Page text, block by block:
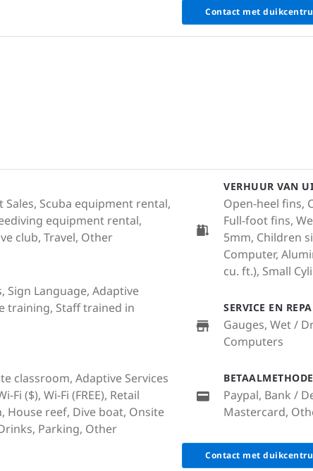
Contact met
Scuba equipment rental,
equipment rental,
club, Travel, Other
Sign Language, Adaptive
training, Staff trained in
classroom, Adaptive Services
Fi ($), Wi-Fi (FREE), Retail
House reef, Dive boat, Onsite
Parking, Other
VERHUUR VAN
Open-heel fins,
Full-foot fins,
5mm, Children
Computer,
cu. ft.), Small
SERVICE EN
Gauges, Wet /
Computers
Paypal, Bank /
Mastercard,
Contact met